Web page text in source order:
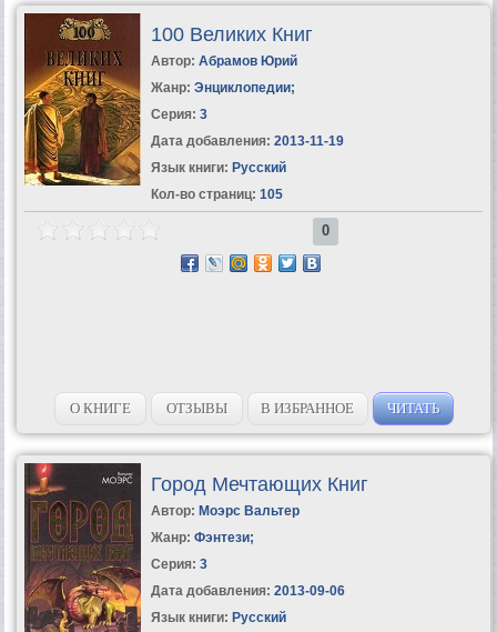
100 Великих Книг
Автор: Абрамов Юрий
Жанр: Энциклопедии;
Серия: 3
Дата добавления: 2013-11-19
Язык книги: Русский
Кол-во страниц: 105
0
О КНИГЕ ОТЗЫВЫ В ИЗБРАННОЕ ЧИТАТЬ
Город Мечтающих Книг
Автор: Моэрс Вальтер
Жанр: Фэнтези;
Серия: 3
Дата добавления: 2013-09-06
Язык книги: Русский